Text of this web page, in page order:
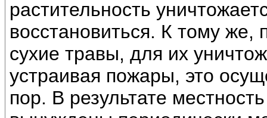
растительность
восстановиться. К тому
сухие травы, для их
устраивая пожары, это
пор. В результате